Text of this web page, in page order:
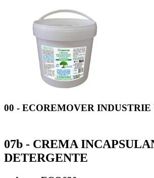
00 - ECOREMOVER INDUSTRIE
07b - CREMA
DETERGENTE